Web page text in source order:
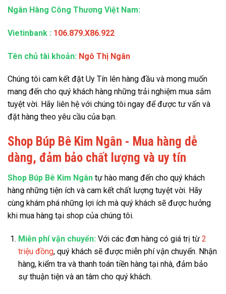
Ngân Hàng Công Thương Việt Nam:
Vietinbank : 106.879.X86.922
Tên chủ tài khoản: Ngô Thị Ngân
Chúng tôi cam kết đặt Uy Tín lên hàng đầu và mong muốn
mang đến cho quý khách hàng những trải nghiệm mua sắm
tuyệt vời. Hãy liên hệ với chúng tôi ngay để được tư vấn và
đặt hàng theo yêu cầu của bạn.
Shop Búp Bê Kim Ngân - Mua hàng dễ
dàng, đảm bảo chất lượng và uy tín
Shop Búp Bê Kim Ngân tự hào mang đến cho quý khách
hàng những tiện ích và cam kết chất lượng tuyệt vời. Hãy
cùng khám phá những lợi ích mà quý khách sẽ được hưởng
khi mua hàng tại shop của chúng tôi.
Miễn phí vận chuyển: Với các đơn hàng có giá trị từ 2
triệu đồng, quý khách sẽ được miễn phí vận chuyển. Nhận
hàng, kiểm tra và thanh toán tiền hàng tại nhà, đảm bảo
sự thuận tiện và an tâm cho quý khách.